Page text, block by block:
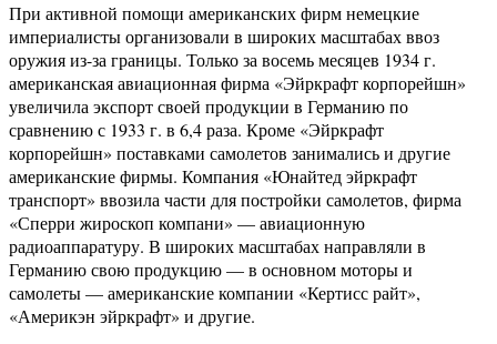
При активной помощи американских фирм немецкие
империалисты организовали в широких масштабах ввоз
оружия из-за границы. Только за восемь месяцев 1934 г.
американская авиационная фирма «Эйркрафт корпорейшн»
увеличила экспорт своей продукции в Германию по
сравнению с 1933 г. в 6,4 раза. Кроме «Эйркрафт
корпорейшн» поставками самолетов занимались и другие
американские фирмы. Компания «Юнайтед эйркрафт
транспорт» ввозила части для постройки самолетов, фирма
«Сперри жироскоп компани» — авиационную
радиоаппаратуру. В широких масштабах направляли в
Германию свою продукцию — в основном моторы и
самолеты — американские компании «Кертисс райт»,
«Америкэн эйркрафт» и другие.